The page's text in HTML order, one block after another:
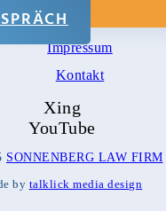
Datenschutz
Impressum
Kontakt
Xing
YouTube
SONNENBERG LAW FIRM
by talklick media design